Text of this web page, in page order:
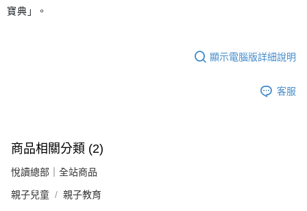
寶典」。
顯示電腦版詳細說明
客服
商品相關分類 (2)
悅讀總部｜全站商品
親子兒童 親子教育